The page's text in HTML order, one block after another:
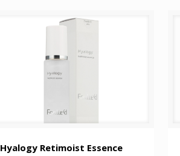
Hyalogy Retimoist Essence